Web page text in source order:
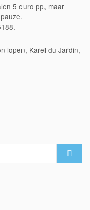
5 euro pp, maar
lopen, Karel du Jardin,